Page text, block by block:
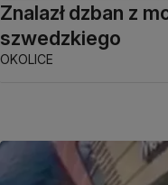
Znalazł dzban z
szwedzkiego
OKOLICE